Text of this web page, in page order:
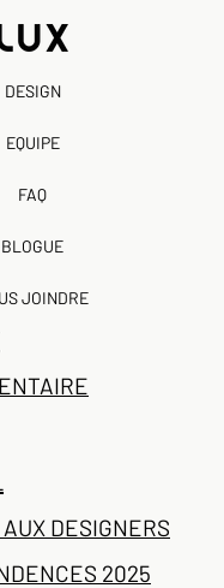
DESIGN
EQUIPE
FAQ
BLOGUE
JOINDRE
DESIGNERS
2025